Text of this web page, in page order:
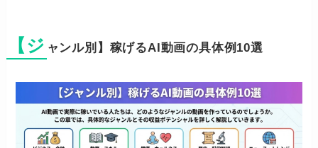
【ジ ャンル別】稼げるAI動画の具体例10選